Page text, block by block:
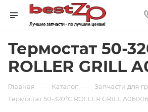
Термостат 50-
ROLLER GRILL
Главная — Каталог — Запчасти для
Термостат 50-320°C ROLLER GRILL A06006